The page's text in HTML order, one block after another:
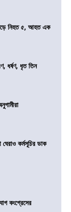
পড়ে নিহত ৫, আহত এক
ধর্ষণ, ধৃত তিন
কর্মসূচির ডাক
কংগ্রেসের